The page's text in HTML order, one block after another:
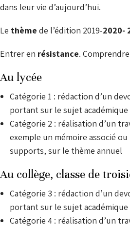
dans leur vie d’aujourd’hui.
Le thème de l’édition 2019-2020-
Entrer en résistance.
Au lycée
Catégorie 1 : rédaction d’un
portant sur le sujet académique
Catégorie 2 : réalisation d’un
exemple un mémoire associé ou
supports, sur le thème annuel
Au collège, classe de
Catégorie 3 : rédaction d’un
portant sur le sujet académique
Catégorie 4 : réalisation d’un